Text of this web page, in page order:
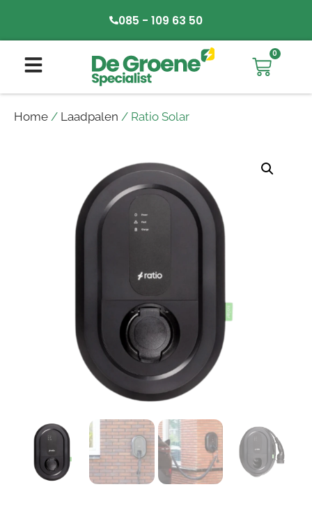
085 - 109 63 50
0
Home / Laadpalen / Ratio Solar